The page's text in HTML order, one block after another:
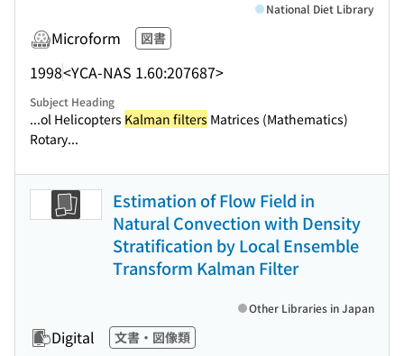
Microform 図書
1998<YCA-NAS 1.60:207687>
National Diet Library
Subject Heading
...ol Helicopters Kalman filters Matrices (Mathematics)
Rotary...
Estimation of Flow Field in
Natural Convection with Density
Stratification by Local Ensemble
Transform Kalman Filter
Digital 文書・図像類
Other Libraries in Japan